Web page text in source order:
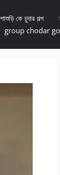
শাশুড়ি কে চুদার গল্প
group chodar